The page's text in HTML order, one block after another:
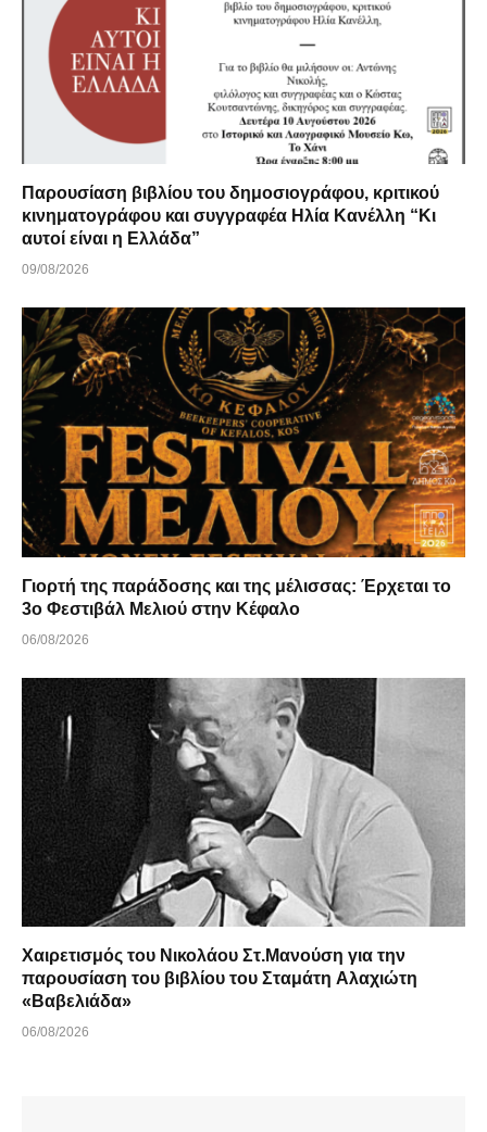
Παρουσίαση βιβλίου του δημοσιογράφου, κριτικού
κινηματογράφου και συγγραφέα Ηλία Κανέλλη “Κι
αυτοί είναι η Ελλάδα”
09/08/2026
Γιορτή της παράδοσης και της μέλισσας: Έρχεται το
3ο Φεστιβάλ Μελιού στην Κέφαλο
06/08/2026
Χαιρετισμός του Νικολάου Στ.Μανούση για την
παρουσίαση του βιβλίου του Σταμάτη Αλαχιώτη
«Βαβελιάδα»
06/08/2026